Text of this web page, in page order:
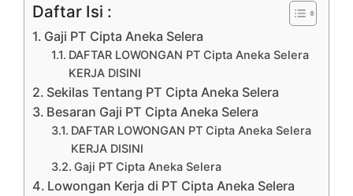
Daftar Isi :
Gaji PT Cipta Aneka Selera
DAFTAR LOWONGAN PT Cipta Aneka Selera
KERJA DISINI
Sekilas Tentang PT Cipta Aneka Selera
Besaran Gaji PT Cipta Aneka Selera
DAFTAR LOWONGAN PT Cipta Aneka Selera
KERJA DISINI
Gaji PT Cipta Aneka Selera
Lowongan Kerja di PT Cipta Aneka Selera